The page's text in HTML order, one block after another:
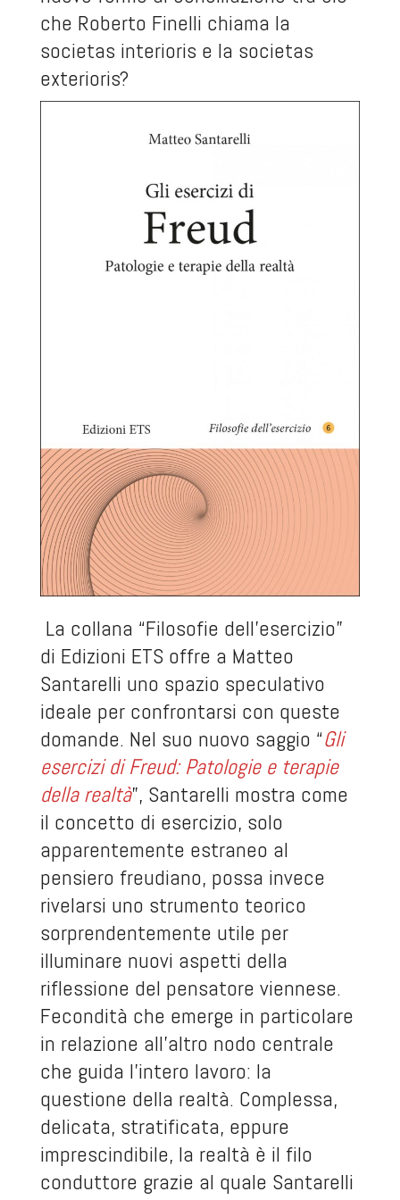
che Roberto Finelli chiama la
societas interioris e la societas
exterioris?
La collana “Filosofie dell’esercizio”
di Edizioni ETS offre a Matteo
Santarelli uno spazio speculativo
ideale per confrontarsi con queste
domande. Nel suo nuovo saggio “Gli
esercizi di Freud: Patologie e terapie
della realtà”, Santarelli mostra come
il concetto di esercizio, solo
apparentemente estraneo al
pensiero freudiano, possa invece
rivelarsi uno strumento teorico
sorprendentemente utile per
illuminare nuovi aspetti della
riflessione del pensatore viennese.
Fecondità che emerge in particolare
in relazione all’altro nodo centrale
che guida l’intero lavoro: la
questione della realtà. Complessa,
delicata, stratificata, eppure
imprescindibile, la realtà è il filo
conduttore grazie al quale Santarelli